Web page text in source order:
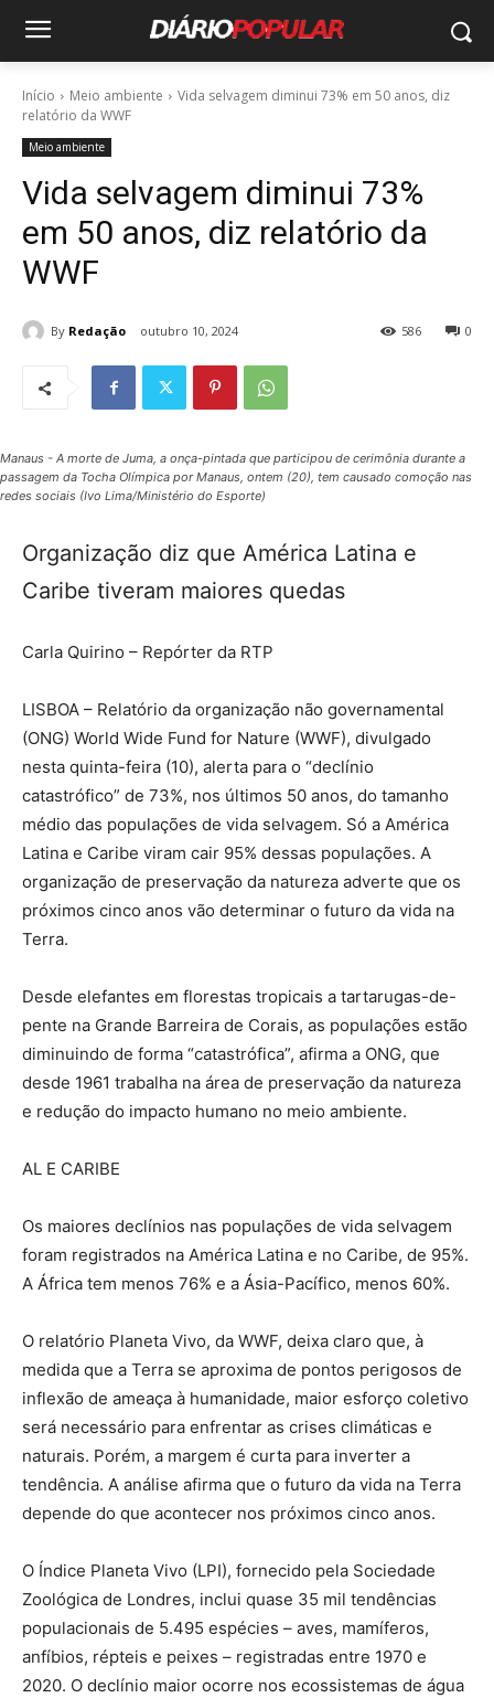
Início Meio ambiente
Vida selvagem diminui 73% em 50 anos, diz
relatório da WWF
Meio ambiente
Vida selvagem diminui 73%
em 50 anos, diz relatório da
WWF
By Redação outubro 10, 2024 0
586
Manaus - A morte de Juma, a onça-pintada que participou de cerimônia durante a
passagem da Tocha Olímpica por Manaus, ontem (20), tem causado comoção nas
redes sociais (Ivo Lima/Ministério do Esporte)
Organização diz que América Latina e
Caribe tiveram maiores quedas
Carla Quirino – Repórter da RTP
LISBOA – Relatório da organização não governamental
(ONG) World Wide Fund for Nature (WWF), divulgado
nesta quinta-feira (10), alerta para o “declínio
catastrófico” de 73%, nos últimos 50 anos, do tamanho
médio das populações de vida selvagem. Só a América
Latina e Caribe viram cair 95% dessas populações. A
organização de preservação da natureza adverte que os
próximos cinco anos vão determinar o futuro da vida na
Terra.
Desde elefantes em florestas tropicais a tartarugas-de-
pente na Grande Barreira de Corais, as populações estão
diminuindo de forma “catastrófica”, afirma a ONG, que
desde 1961 trabalha na área de preservação da natureza
e redução do impacto humano no meio ambiente.
AL E CARIBE
Os maiores declínios nas populações de vida selvagem
foram registrados na América Latina e no Caribe, de 95%.
A África tem menos 76% e a Ásia-Pacífico, menos 60%.
O relatório Planeta Vivo, da WWF, deixa claro que, à
medida que a Terra se aproxima de pontos perigosos de
inflexão de ameaça à humanidade, maior esforço coletivo
será necessário para enfrentar as crises climáticas e
naturais. Porém, a margem é curta para inverter a
tendência. A análise afirma que o futuro da vida na Terra
depende do que acontecer nos próximos cinco anos.
O Índice Planeta Vivo (LPI), fornecido pela Sociedade
Zoológica de Londres, inclui quase 35 mil tendências
populacionais de 5.495 espécies – aves, mamíferos,
anfíbios, répteis e peixes – registradas entre 1970 e
2020. O declínio maior ocorre nos ecossistemas de água